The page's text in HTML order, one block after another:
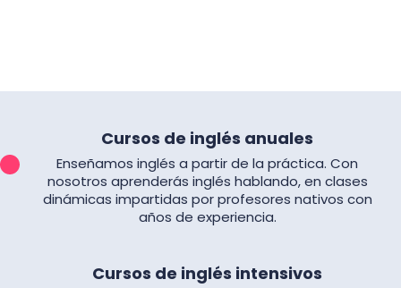
Cursos de inglés anuales
Enseñamos inglés a partir de la práctica. Con
nosotros aprenderás inglés hablando, en clases
dinámicas impartidas por profesores nativos con
años de experiencia.
Cursos de inglés intensivos